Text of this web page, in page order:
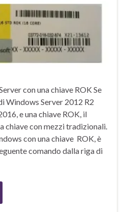
con una chiave ROK Se
Windows Server 2012 R2
e una chiave ROK, il
chiave con mezzi tradizionali.
con una chiave ROK, è
comando dalla riga di